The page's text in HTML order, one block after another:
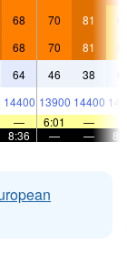
68 70 81
68 70 81
64 46 38
14400 13900 14400
— 6:01 —
8:36 — —